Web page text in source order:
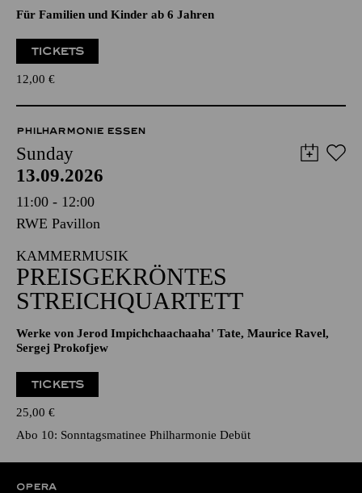
Für Familien und Kinder ab 6 Jahren
TICKETS
12,00 €
PHILHARMONIE ESSEN
Sunday
13.09.2026
11:00 - 12:00
RWE Pavillon
KAMMERMUSIK
PREISGEKRÖNTES
STREICHQUARTETT
Werke von Jerod Impichchaachaaha' Tate, Maurice Ravel,
Sergej Prokofjew
TICKETS
25,00 €
Abo 10: Sonntagsmatinee Philharmonie Debüt
OPERA